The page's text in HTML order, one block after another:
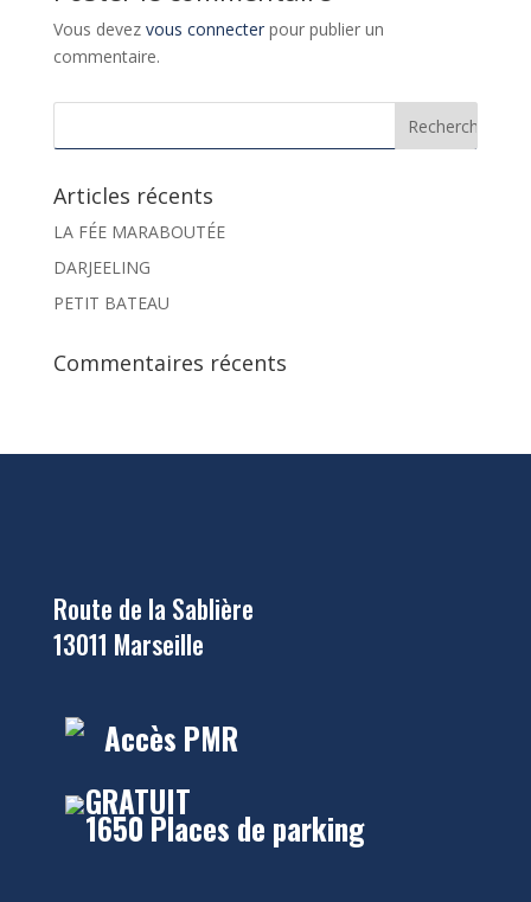
Vous devez vous connecterpour publier un
commentaire.
Articles récents
LA FÉE MARABOUTÉE
DARJEELING
PETIT BATEAU
Commentaires récents
Route de la Sablière
13011 Marseille
Accès PMR
GRATUIT
1650 Places de parking